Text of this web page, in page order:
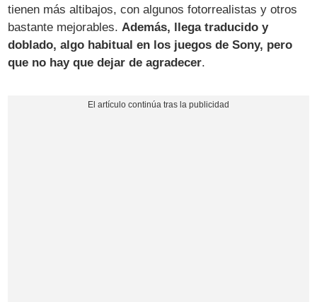
tienen más altibajos, con algunos fotorrealistas y otros
bastante mejorables.Además, llega traducido y
doblado, algo habitual en los juegos de Sony, pero
que no hay que dejar de agradecer.